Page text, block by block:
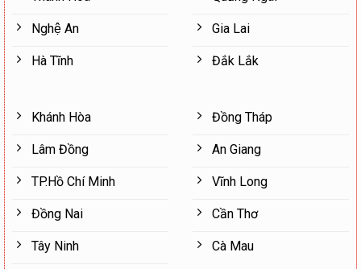
Nghệ An
Hà Tĩnh
Gia Lai
Đắk Lắk
Khánh Hòa
Lâm Đồng
TP.Hồ Chí Minh
Đồng Nai
Tây Ninh
Đồng Tháp
An Giang
Vĩnh Long
Cần Thơ
Cà Mau